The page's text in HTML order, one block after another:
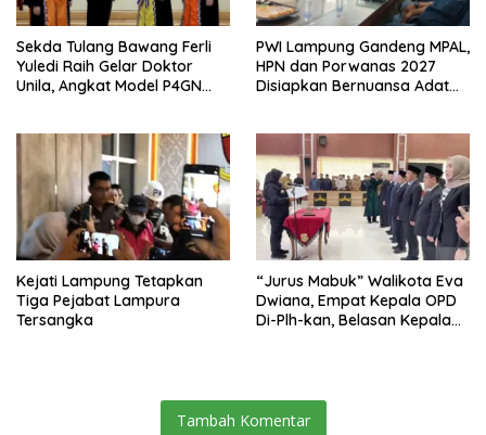
Sekda Tulang Bawang Ferli
Yuledi Raih Gelar Doktor
Unila, Angkat Model P4GN
PWI Lampung Gandeng MPAL,
HPN dan Porwanas 2027
Disiapkan Bernuansa Adat
Kejati Lampung Tetapkan
Tiga Pejabat Lampura
Tersangka
“Jurus Mabuk” Walikota Eva
Dwiana, Empat Kepala OPD
Di-Plh-kan, Belasan Kepala
Tambah Komentar